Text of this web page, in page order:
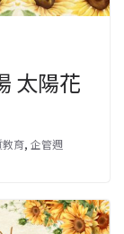
太陽花
教育, 企管週